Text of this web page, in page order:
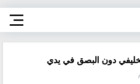
دون البصق في يدي